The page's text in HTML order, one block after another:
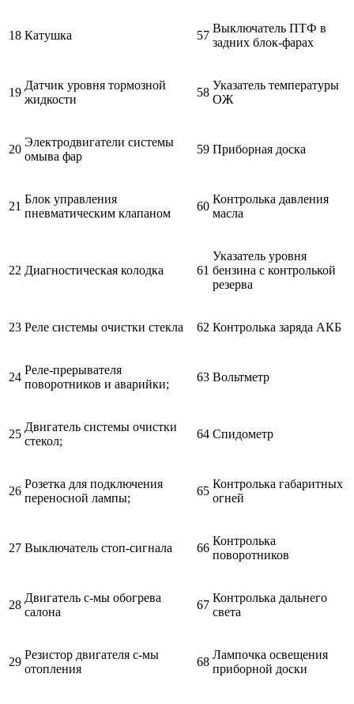
18 Катушка 57
Выключатель ПТФ в
задних блок-фарах
19
Датчик уровня тормозной
жидкости
58
Указатель температуры
ОЖ
20
Электродвигатели системы
омыва фар
59 Приборная доска
21
Блок управления
пневматическим клапаном
60
Контролька давления
масла
22 Диагностическая колодка 61
Указатель уровня
бензина с контролькой
резерва
23 Реле системы очистки стекла 62 Контролька заряда АКБ
24
Реле-прерывателя
поворотников и аварийки;
63 Вольтметр
25
Двигатель системы очистки
стекол;
64 Спидометр
26
Розетка для подключения
переносной лампы;
65
Контролька габаритных
огней
27 Выключатель стоп-сигнала 66
Контролька
поворотников
28
Двигатель с-мы обогрева
салона
67
Контролька дальнего
света
29
Резистор двигателя с-мы
отопления
68
Лампочка освещения
приборной доски